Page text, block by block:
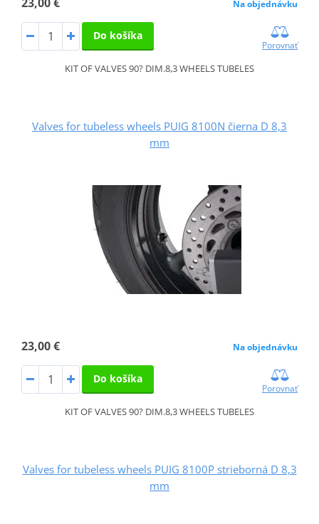
Na objednávku
Do košíka
Porovnať
KIT OF VALVES 90? DIM.8,3 WHEELS TUBELES
Valves for tubeless wheels PUIG 8100N čierna D 8,3
mm
23,00 € Na objednávku
Do košíka
Porovnať
KIT OF VALVES 90? DIM.8,3 WHEELS TUBELES
Valves for tubeless wheels PUIG 8100P strieborná D 8,3
mm